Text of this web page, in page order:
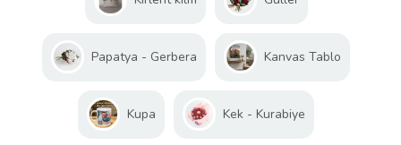
Papatya - Gerbera Kanvas Tablo
Kupa Kek - Kurabiye